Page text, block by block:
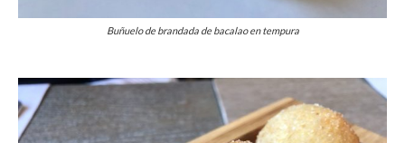
Buñuelo de brandada de bacalao en tempura